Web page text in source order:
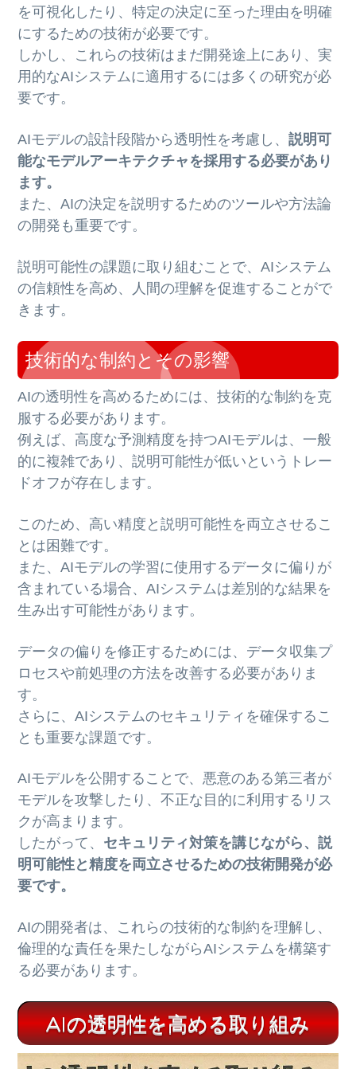
を可視化したり、特定の決定に至った理由を明確
にするための技術が必要です。
しかし、これらの技術はまだ開発途上にあり、実
用的なAIシステムに適用するには多くの研究が必
要です。
AIモデルの設計段階から透明性を考慮し、説明可
能なモデルアーキテクチャを採用する必要があり
ます。
また、AIの決定を説明するためのツールや方法論
の開発も重要です。
説明可能性の課題に取り組むことで、AIシステム
の信頼性を高め、人間の理解を促進することがで
きます。
技術的な制約とその影響
AIの透明性を高めるためには、技術的な制約を克
服する必要があります。
例えば、高度な予測精度を持つAIモデルは、一般
的に複雑であり、説明可能性が低いというトレー
ドオフが存在します。
このため、高い精度と説明可能性を両立させるこ
とは困難です。
また、AIモデルの学習に使用するデータに偏りが
含まれている場合、AIシステムは差別的な結果を
生み出す可能性があります。
データの偏りを修正するためには、データ収集プ
ロセスや前処理の方法を改善する必要がありま
す。
さらに、AIシステムのセキュリティを確保するこ
とも重要な課題です。
AIモデルを公開することで、悪意のある第三者が
モデルを攻撃したり、不正な目的に利用するリス
クが高まります。
したがって、 セキュリティ対策を講じながら、説
明可能性と精度を両立させるための技術開発が必
要です。
AIの開発者は、これらの技術的な制約を理解し、
倫理的な責任を果たしながらAIシステムを構築す
る必要があります。
AIの透明性を高める取り組み